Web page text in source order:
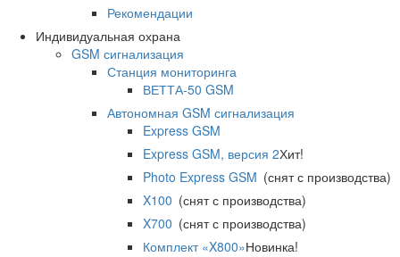
Рекомендации
Индивидуальная охрана
GSM сигнализация
Станция мониторинга
ВЕТТА-50 GSM
Автономная GSM сигнализация
Express GSM
Express GSM, версия 2Хит!
Photo Express GSM (снят с производства)
X100 (снят с производства)
X700 (снят с производства)
Комплект «X800»Новинка!